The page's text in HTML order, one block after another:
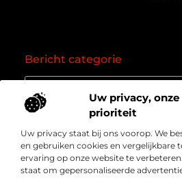
Uw privacy, onze
prioriteit
Uw privacy staat bij ons voorop. We
en gebruiken cookies en vergelijkbare
ervaring op onze website te
staat om gepersonaliseerde
Over
Bedrijf
” Jouw bron voor kennis,
Onze informatie
Bericht categorie